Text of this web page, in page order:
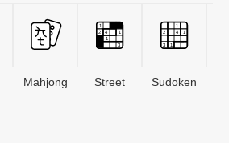
Mahjong Street Sudoken